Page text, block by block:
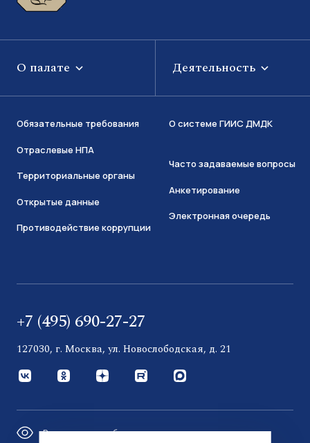
О палате Деятельность
Обязательные требования
Отраслевые НПА
Территориальные органы
Открытые данные
Противодействие коррупции
О системе ГИИС ДМДК
Часто задаваемые вопросы
Анкетирование
Электронная очередь
+7 (495) 690-27-27
127030, г. Москва, ул. Новослободская, д. 21
Версия для слабовидящих